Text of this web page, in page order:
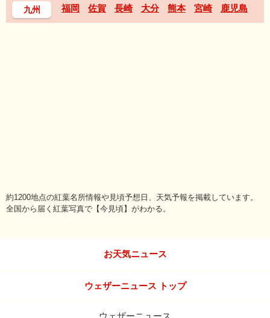
九州
福岡 佐賀 長崎 大分 熊本 宮崎 鹿児島
約1200地点の紅葉名所情報や見頃予想日、天気予報を掲載しています。
全国から届く紅葉写真で【今見頃】がわかる。
お天気ニュース
ウェザーニュース トップ
ウェザーニュース